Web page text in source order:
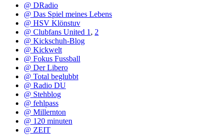
@ DRadio
@ Das Spiel meines Lebens
@ HSV Klönstuv
@ Clubfans United 1 , 2
@ Kickschuh-Blog
@ Kickwelt
@ Fokus Fussball
@ Der Libero
@ Total beglubbt
@ Radio DU
@ Stehblog
@ fehlpass
@ Millernton
@ 120 minuten
@ ZEIT